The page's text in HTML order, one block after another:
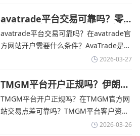
险管理工具。通过TMGM官网交易资讯了
解，金价周四回落，受​美元走强和油价上
涨，使通胀担忧保持不变‌对加息的持续预
avatrade平台交易可靠吗？零
售企业称中东地区冲突正推高成
本avatrade官网
avatrade平台交易可靠吗？在avatrade官
方网站开户需要什么条件？‌‌‌AvaTrade是一
个在交易优势和可靠性两方面都非常均衡
在学习和探索中成长的新手交易者。通过
avatrade官网交易资讯了解，零售企业警
告称，中东地区的冲突正在推高成本，如
2026-03-27
TMGM平台开户正规吗？伊朗仍
拒绝与美国直接谈判-TMGM官
网
TMGM平台开户正规吗？在TMGM官方网
站交易点差可靠吗？‌‌‌TMGM平台客户资金
存放在澳大利亚国民银行等顶级银行的独
2026-03-26